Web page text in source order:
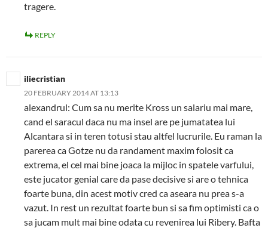
tragere.
REPLY
iliecristian
20 FEBRUARY 2014 AT 13:13
alexandrul: Cum sa nu merite Kross un salariu mai mare,
cand el saracul daca nu ma insel are pe jumatatea lui
Alcantara si in teren totusi stau altfel lucrurile. Eu raman la
parerea ca Gotze nu da randament maxim folosit ca
extrema, el cel mai bine joaca la mijloc in spatele varfului,
este jucator genial care da pase decisive si are o tehnica
foarte buna, din acest motiv cred ca aseara nu prea s-a
vazut. In rest un rezultat foarte bun si sa fim optimisti ca o
sa jucam mult mai bine odata cu revenirea lui Ribery. Bafta